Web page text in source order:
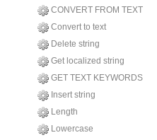
CONVERT FROM TEXT
Convert to text
Delete string
Get localized string
GET TEXT KEYWORDS
Insert string
Length
Lowercase